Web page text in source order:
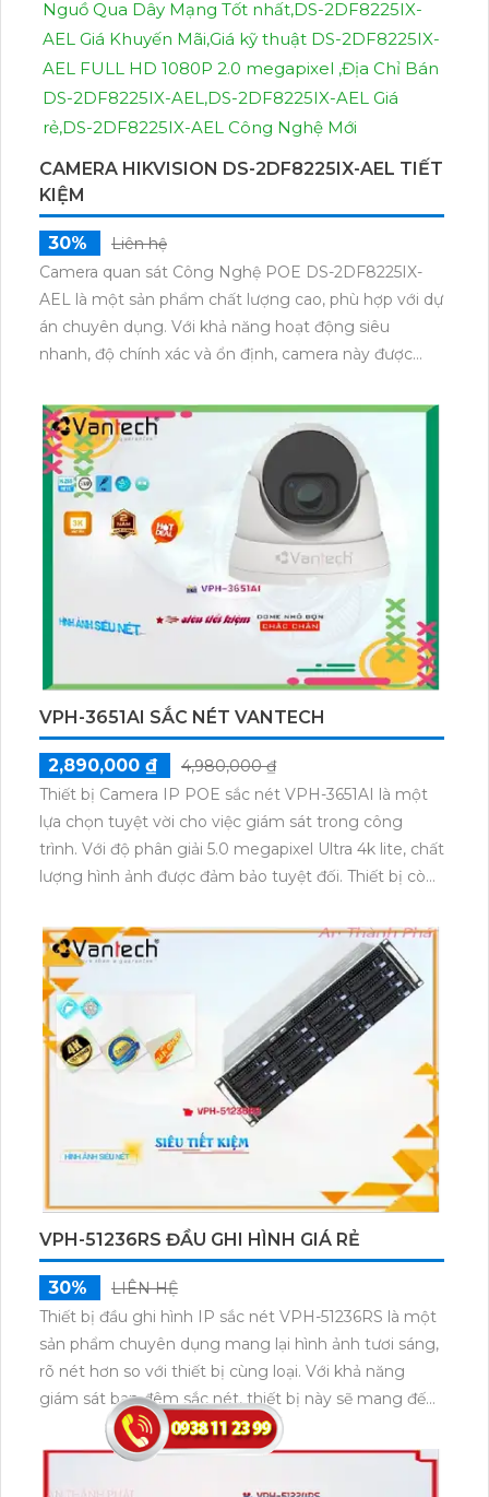
CAMERA HIKVISION DS-2DF8225IX-AEL TIẾT
KIỆM
30%
Liên hệ
Camera quan sát Công Nghệ POE DS-2DF8225IX-
AEL là một sản phẩm chất lượng cao, phù hợp với dự
án chuyên dụng. Với khả năng hoạt động siêu
nhanh, độ chính xác và ổn định, camera này được
được tích hợp công nghệ Hồng Ngoại EXIR, giúp
hình ảnh trong môi trường thiếu sáng trở nên rõ nét
và sắc nét.Sử dụng công nghệ tiết kiệm điện năng và
hiệu suất cao, camera mang lại hiệu quả kinh tế cho
người dùng. Điều đặc biệt, công nghệ xử lý hình ảnh
Progressive Scan CMOS cho phép màu sắc trung
thực và sống động.Với khả năng xem ban đêm Hồng
Ngoại lên tới 200m, camera này giúp bạn bảo vệ và
giám sát an toàn khu vực xung quanh. Với mức giá
vừa phải, đây là một giải pháp tuyệt vời cho nhu cầu
quan sát ban đêm.
VPH-3651AI SẮC NÉT VANTECH
2,890,000 ₫
4,980,000 ₫
Thiết bị Camera IP POE sắc nét VPH-3651AI là một
lựa chọn tuyệt vời cho việc giám sát trong công
trình. Với độ phân giải 5.0 megapixel Ultra 4k lite, chất
lượng hình ảnh được đảm bảo tuyệt đối. Thiết bị còn
phép quan sát ban đêm với khoảng cách Hồng
Ngoại 30m. Với vỏ Dome Kim Loại, Camera này
không bị ảnh hưởng bởi các yếu tố môi trường, đảm
bảo ổn định và bền bỉ khi truyền qua công nghệ IP
POE. Bên cạnh đó, Camera IP POE VPH-3651AI còn
tích hợp khả năng Công Nghệ AI Thông minh, đáp
ứng tốt nhu cầu giám sát của gia đình và có thể
được dễ dàng tích hợp vào nhiều hệ thống khác.
VPH-51236RS ĐẦU GHI HÌNH GIÁ RẺ
30%
LIÊN HỆ
Thiết bị đầu ghi hình IP sắc nét VPH-51236RS là một
sản phẩm chuyên dụng mang lại hình ảnh tươi sáng,
rõ nét hơn so với thiết bị cùng loại. Với khả năng
giám sát ban đêm sắc nét, thiết bị này sẽ mang đến
góc nhìn chi tiết cho hình ảnh trong môi trường thiếu
sáng. Với 36 HDD, nó cung cấp không gian lưu trữ